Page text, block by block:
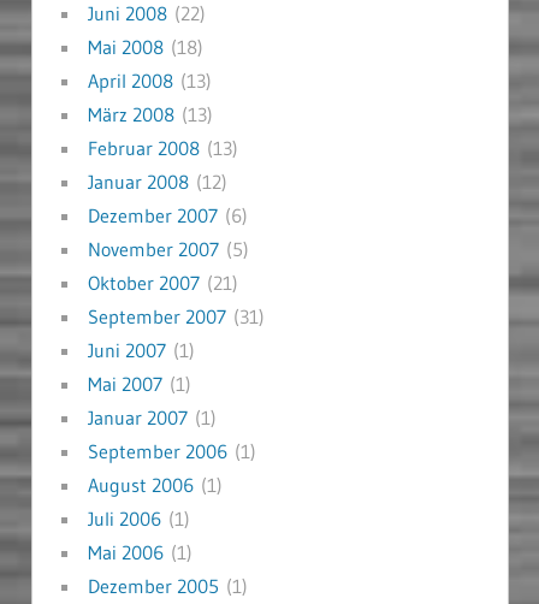
Juni 2008(22)
Mai 2008(18)
April 2008(13)
März 2008(13)
Februar 2008(13)
Januar 2008(12)
Dezember 2007(6)
November 2007(5)
Oktober 2007(21)
September 2007(31)
Juni 2007(1)
Mai 2007(1)
Januar 2007(1)
September 2006(1)
August 2006(1)
Juli 2006(1)
Mai 2006(1)
Dezember 2005 (1)